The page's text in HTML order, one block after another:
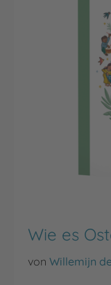
Wie es
von Willemijn